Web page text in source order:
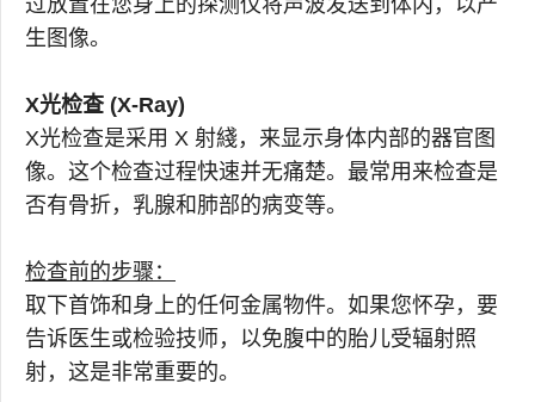
过放置在您身上的探测仪将声波发送到体内，以产
生图像。
X光检查 (X-Ray)
X光检查是采用 X 射綫，来显示身体内部的器官图
像。这个检查过程快速并无痛楚。最常用来检查是
否有骨折，乳腺和肺部的病变等。
检查前的步骤：
取下首饰和身上的任何金属物件。如果您怀孕，要
告诉医生或检验技师，以免腹中的胎儿受辐射照
射，这是非常重要的。